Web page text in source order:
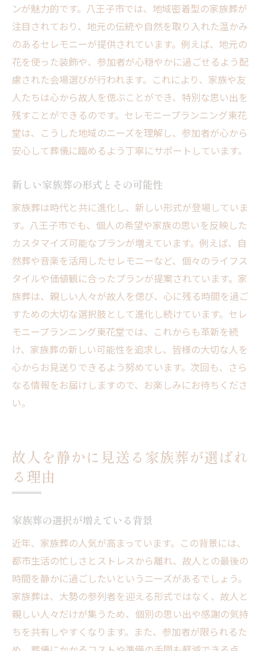
ンが魅力的です。八王子市では、地域密着型の家族葬が
注目されており、地元の伝統や自然を取り入れた温かみ
のあるセレモニーが提供されています。例えば、地元の
花を使った装飾や、参加者が心穏やかに過ごせるよう配
慮された会場選びが行われます。これにより、家族や友
人たちは心から故人を偲ぶことができ、特別な思い出を
残すことができるのです。セレモニープランニング東花
堂は、こうした地域のニーズを理解し、参加者が心から
安心して葬儀に臨めるよう丁寧にサポートしています。
新しい家族葬の形式とその可能性
家族葬は時代と共に進化し、新しい形式が登場していま
す。八王子市でも、個人の希望や家族の思いを反映した
カスタマイズ可能なプランが増えています。例えば、自
然葬や音楽を活用したセレモニーなど、個々のライフス
タイルや価値観に合ったプランが提案されています。家
族葬は、親しい人々が故人を偲び、心に残る時間を過ご
すための大切な選択肢として進化し続けています。セレ
モニープランニング東花堂では、これからも革新を続
け、家族葬の新しい可能性を追求し、皆様の大切な人を
心からお見送りできるよう努めています。次回も、さら
なる情報をお届けしますので、お楽しみにお待ちくださ
い。
故人を静かに見送る家族葬が選ばれ
る理由
家族葬の選択が増えている背景
近年、家族葬の人気が高まっています。この背景には、
都市生活の忙しさとストレスから離れ、故人との最後の
時間を静かに過ごしたいというニーズがあるでしょう。
家族葬は、大勢の参列者を迎える形式ではなく、故人と
親しい人々だけが集うため、個別の思い出や感謝の気持
ちを共有しやすくなります。また、参加者が限られるた